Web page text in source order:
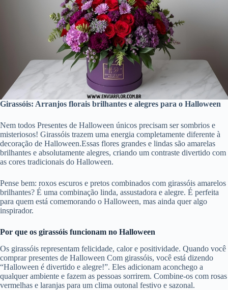
Girassóis: Arranjos florais brilhantes e alegres para o Halloween
Nem todos Presentes de Halloween únicos precisam ser sombrios e
misteriosos! Girassóis trazem uma energia completamente diferente à
decoração de Halloween.Essas flores grandes e lindas são amarelas
brilhantes e absolutamente alegres, criando um contraste divertido com
as cores tradicionais do Halloween.
Pense bem: roxos escuros e pretos combinados com girassóis amarelos
brilhantes? É uma combinação linda, assustadora e alegre. É perfeita
para quem está comemorando o Halloween, mas ainda quer algo
inspirador.
Por que os girassóis funcionam no Halloween
Os girassóis representam felicidade, calor e positividade. Quando você
comprar presentes de Halloween Com girassóis, você está dizendo
“Halloween é divertido e alegre!”. Eles adicionam aconchego a
qualquer ambiente e fazem as pessoas sorrirem. Combine-os com rosas
vermelhas e laranjas para um clima outonal festivo e sazonal.